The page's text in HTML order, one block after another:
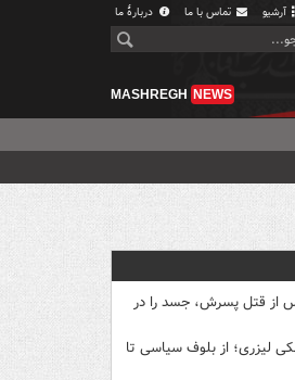
آرشیو تماس با ما دربارهٔ ما
MASHREGH NEWS
از قتل پسرش، جسد را در
لیزری؛ از بلوف سیاسی تا